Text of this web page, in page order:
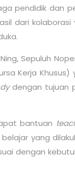
pendidik dan
dari
Sepuluh
Kerja
dengan tujuan
bantuan
yang
dengan